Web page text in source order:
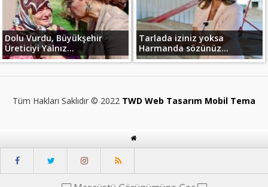
Dolu Vurdu, Büyükşehir
Üreticiyi Yalnız...
Tarlada iziniz yoksa
Harmanda sözünüz...
Tüm Hakları Saklıdır © 2022 TWD Web Tasarım Mobil Tema